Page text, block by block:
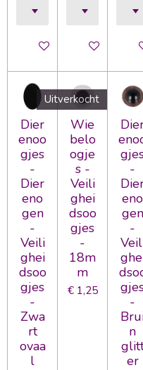
In winkelwagen
In In
Dier
enoo
gjes
-
Dier
eno
gen
-
Veili
ghei
dsoo
gjes
-
Zwa
rt
ovaa
l
Uitverkocht
Wie
belo
ogje
s -
Veili
ghei
dsoo
gjes
-
18m
m
€ 1,25
-
eno
gen
-
-
n
er